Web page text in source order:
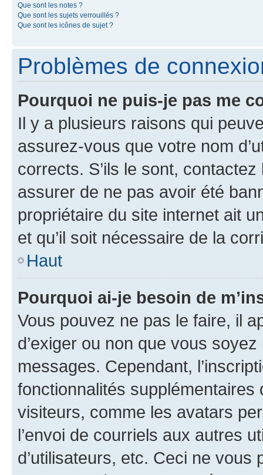
Que sont les notes ?
Que sont les sujets verrouillés ?
Que sont les icônes de sujet ?
Problèmes de
Pourquoi ne puis-je pas me
Il y a plusieurs raisons qui
assurez-vous que votre nom
corrects. S’ils le sont,
assurer de ne pas avoir été
propriétaire du site internet ait
et qu’il soit nécessaire de la
Haut
Pourquoi ai-je besoin de
Vous pouvez ne pas le faire, il
d’exiger ou non que vous
messages. Cependant,
fonctionnalités
visiteurs, comme les avatars
l’envoi de courriels aux autres
d’utilisateurs, etc. Ceci ne vous